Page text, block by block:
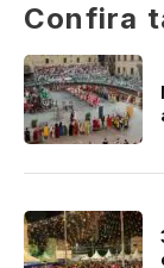
Confira